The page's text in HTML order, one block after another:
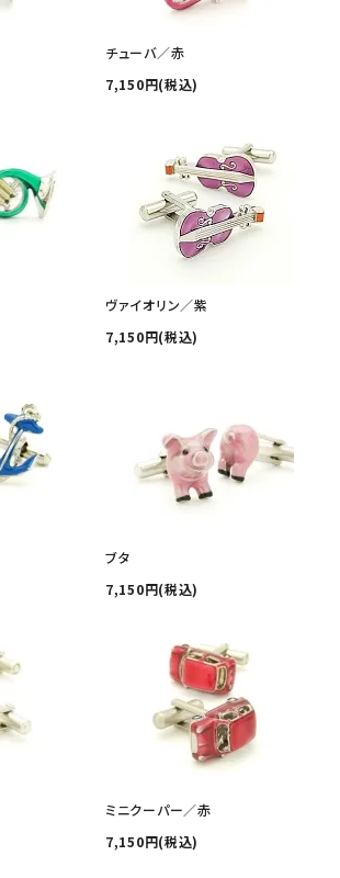
チューバ／赤
7,150円(税込)
ヴァイオリン／紫
7,150円(税込)
ブタ
7,150円(税込)
ミニクーパー／赤
7,150円(税込)